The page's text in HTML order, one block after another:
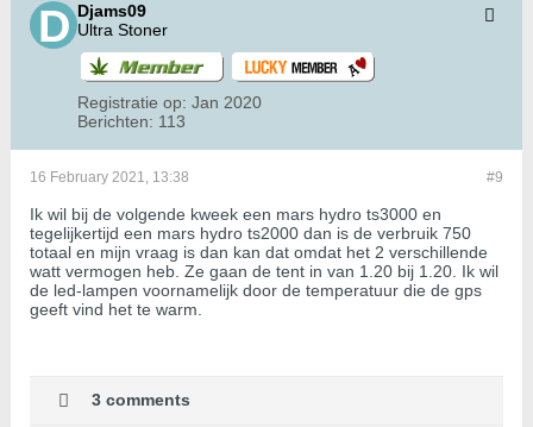
Djams09
Ultra Stoner
Registratie op: Jan 2020
Berichten: 113
#9
16 February 2021, 13:38
Ik wil bij de volgende kweek een mars hydro ts3000 en
tegelijkertijd een mars hydro ts2000 dan is de verbruik 750
totaal en mijn vraag is dan kan dat omdat het 2 verschillende
watt vermogen heb. Ze gaan de tent in van 1.20 bij 1.20. Ik wil
de led-lampen voornamelijk door de temperatuur die de gps
geeft vind het te warm.
3 comments